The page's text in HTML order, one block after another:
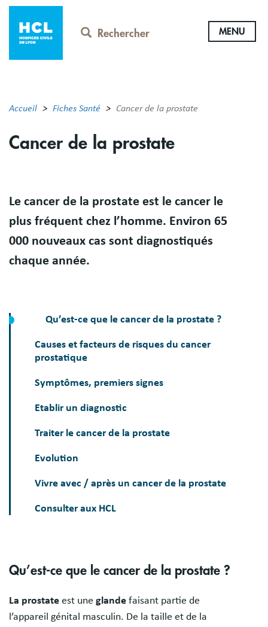
Aller
contenu
principal
Rechercher MENU
Accueil Fiches Santé Cancer de la prostate
Cancer de la prostate
Résumé
Le cancer de la prostate est le cancer le
plus fréquent chez l’homme. Environ 65
000 nouveaux cas sont diagnostiqués
chaque année.
Qu’est-ce que le cancer de la prostate ?
Causes et facteurs de risques du cancer
prostatique
Symptômes, premiers signes
Etablir un diagnostic
Traiter le cancer de la prostate
Evolution
Vivre avec / après un cancer de la prostate
Consulter aux HCL
Qu’est-ce que le cancer de la prostate ?
La prostate est une glande faisant partie de
l’appareil génital masculin. De la taille et de la